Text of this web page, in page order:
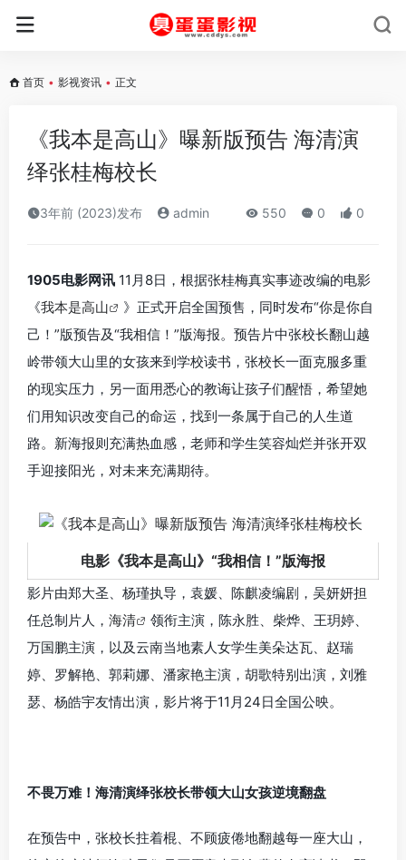
首页 • 影视资讯 • 正文
《我本是高山》曝新版预告 海清演
绎张桂梅校长
3年前 (2023)发布 admin 550 0 0
1905电影网讯 11月8日，根据张桂梅真实事迹改编的电影
《我本是高山
》正式开启全国预售，同时发布“你是你自
己！”版预告及“我相信！”版海报。预告片中张校长翻山越
岭带领大山里的女孩来到学校读书，张校长一面克服多重
的现实压力，另一面用悉心的教诲让孩子们醒悟，希望她
们用知识改变自己的命运，找到一条属于自己的人生道
路。新海报则充满热血感，老师和学生笑容灿烂并张开双
手迎接阳光，对未来充满期待。
电影《我本是高山》“我相信！”版海报
影片由郑大圣、杨瑾执导，袁媛、陈麒凌编剧，吴妍妍担
任总制片人， 海清
领衔主演，陈永胜、柴烨、王玥婷、
万国鹏主演，以及云南当地素人女学生美朵达瓦、赵瑞
婷、罗解艳、郭莉娜、潘家艳主演，胡歌特别出演，刘雅
瑟、杨皓宇友情出演，影片将于11月24日全国公映。
不畏万难！海清演绎张校长带领大山女孩逆境翻盘
在预告中，张校长拄着棍、不顾疲倦地翻越每一座大山，